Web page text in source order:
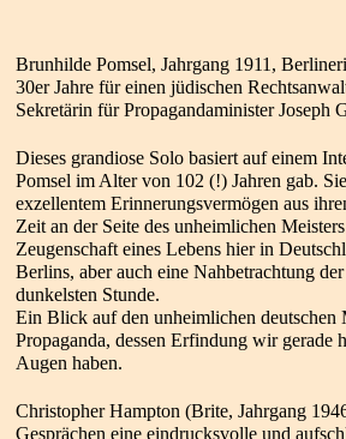
Brunhilde Pomsel, Jahrgang 1911,
30er Jahre für einen jüdischen
Sekretärin für Propagandaminister Joseph
Dieses grandiose Solo basiert auf einem
Pomsel im Alter von 102 (!) Jahren gab.
exzellentem Erinnerungsvermögen aus
Zeit an der Seite des unheimlichen
Zeugenschaft eines Lebens hier in
Berlins, aber auch eine Nahbetrachtung
dunkelsten Stunde.
Ein Blick auf den unheimlichen deutschen
Propaganda, dessen Erfindung wir gerade
Augen haben.
Christopher Hampton (Brite, Jahrgang
Gesprächen eine eindrucksvolle und